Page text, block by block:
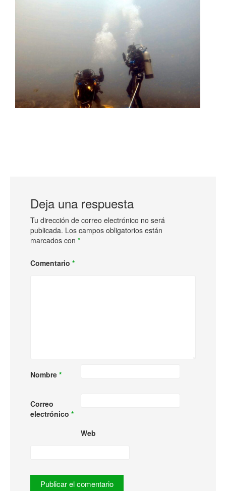
Deja una respuesta
Tu dirección de correo electrónico no será
publicada. Los campos obligatorios están
marcados con *
Comentario *
Nombre *
Correo
electrónico *
Web